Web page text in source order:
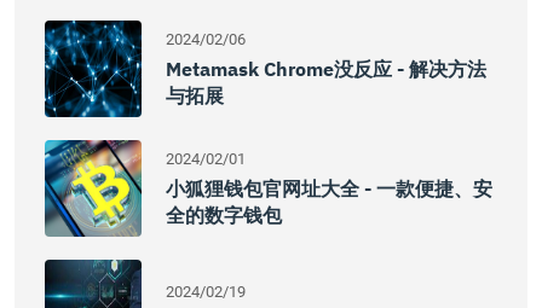
2024/02/06
Metamask Chrome没反应 - 解决方法
与拓展
2024/02/01
小狐狸钱包官网址大全 - 一款便捷、安
全的数字钱包
2024/02/19